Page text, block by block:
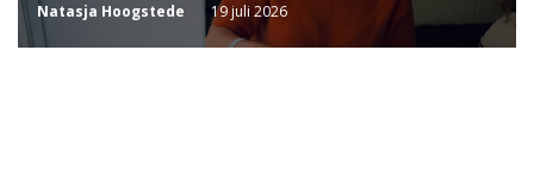
Natasja Hoogstede 19 juli 2026